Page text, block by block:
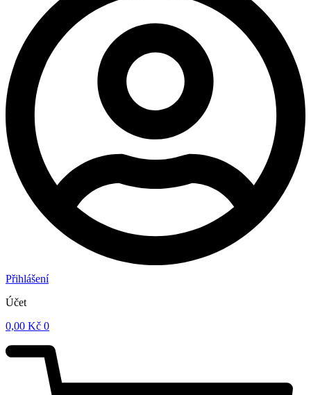
Přihlášení
Účet
0,00 Kč 0